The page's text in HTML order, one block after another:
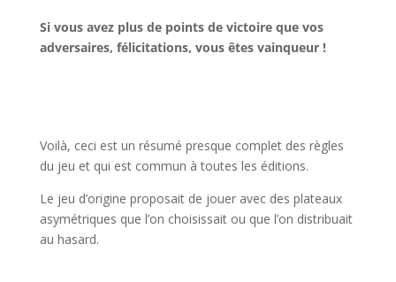
Si vous avez plus de points de victoire que vos
adversaires, félicitations, vous êtes vainqueur !
Voilà, ceci est un résumé presque complet des règles
du jeu et qui est commun à toutes les éditions.
Le jeu d’origine proposait de jouer avec des plateaux
asymétriques que l’on choisissait ou que l’on distribuait
au hasard.